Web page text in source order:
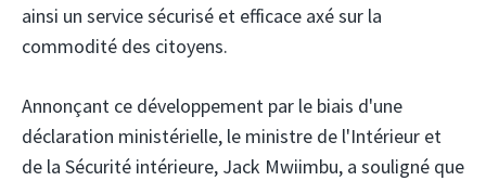
ainsi un service sécurisé et efficace axé sur la
commodité des citoyens.
Annonçant ce développement par le biais d'une
déclaration ministérielle, le ministre de l'Intérieur et
de la Sécurité intérieure, Jack Mwiimbu, a souligné que